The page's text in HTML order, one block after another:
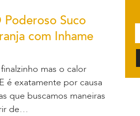
Poderoso Suco
com Inhame
mas o calor
é exatamente por causa
que buscamos maneiras
de…